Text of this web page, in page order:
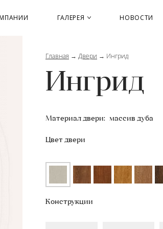
ГАЛЕРЕЯ НОВОСТИ
Главная → Двери → Ингрид
Ингрид
Материал двери: массив дуба
Конструкции
Цвет двери